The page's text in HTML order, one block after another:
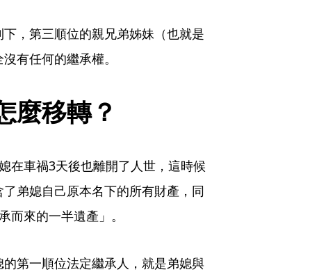
，第三順位的親兄弟姊妹（也就是
有任何的繼承權。
麼移轉？
在車禍3天後也離開了人世，這時候
弟媳自己原本名下的所有財產，同
而來的一半遺產」。
第一順位法定繼承人，就是弟媳與